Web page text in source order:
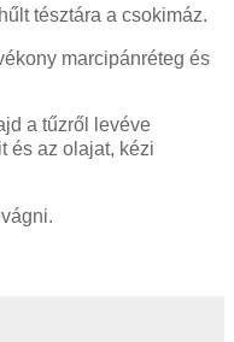
tésztára a csokimáz.
marcipánréteg és
a tűzről levéve
és az olajat, kézi